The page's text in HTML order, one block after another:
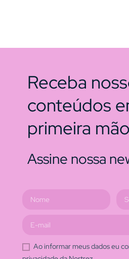
Receba
conteúdos
primeira mão
Assine nossa
Ao informar meus dados eu